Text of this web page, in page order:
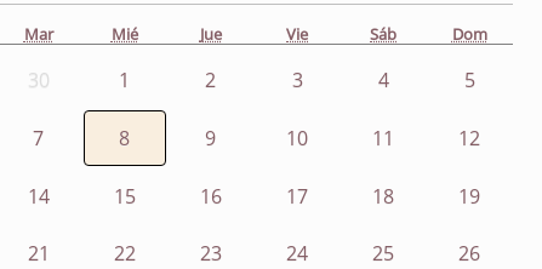
Mar Mié Jue Vie Sáb Dom
30 1 2 3 4 5
7 8 9 10 11 12
14 15 16 17 18 19
21 22 23 24 25 26